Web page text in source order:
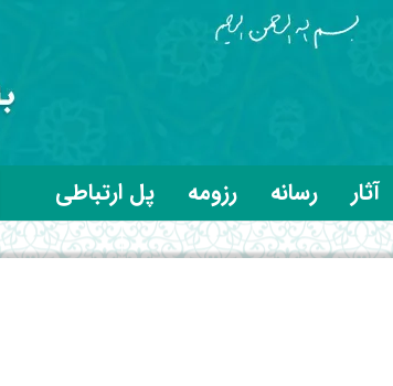
آثار رسانه رزومه پل ارتباطی